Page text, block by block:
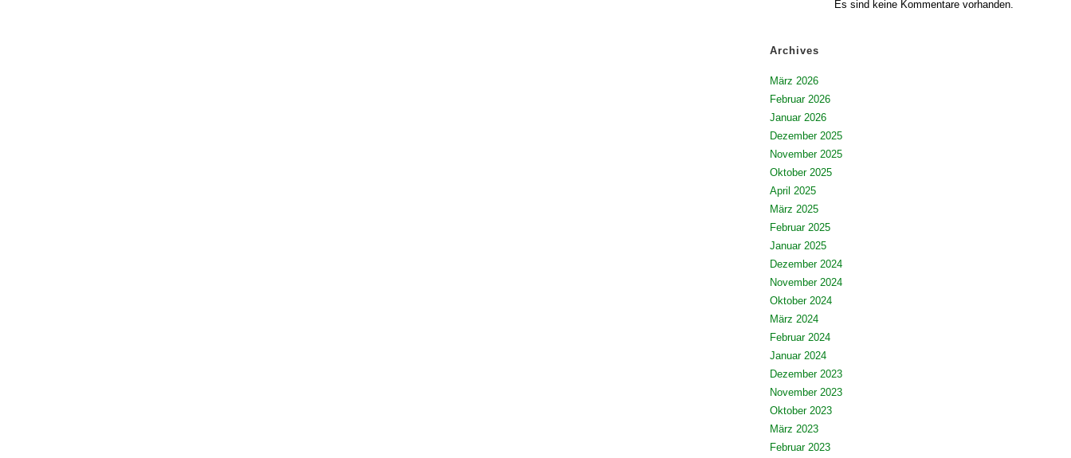
Es sind keine Kommentare vorhanden.
Archives
März 2026
Februar 2026
Januar 2026
Dezember 2025
November 2025
Oktober 2025
April 2025
März 2025
Februar 2025
Januar 2025
Dezember 2024
November 2024
Oktober 2024
März 2024
Februar 2024
Januar 2024
Dezember 2023
November 2023
Oktober 2023
März 2023
Februar 2023